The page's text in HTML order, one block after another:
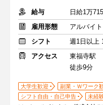
給与
日給1万
雇用形態
アルバイ
シフト
週1日以上
アクセス
東福寺駅
徒歩9分
大学生歓迎 副業・Ｗワーク
シフト自由・自己申告
未経